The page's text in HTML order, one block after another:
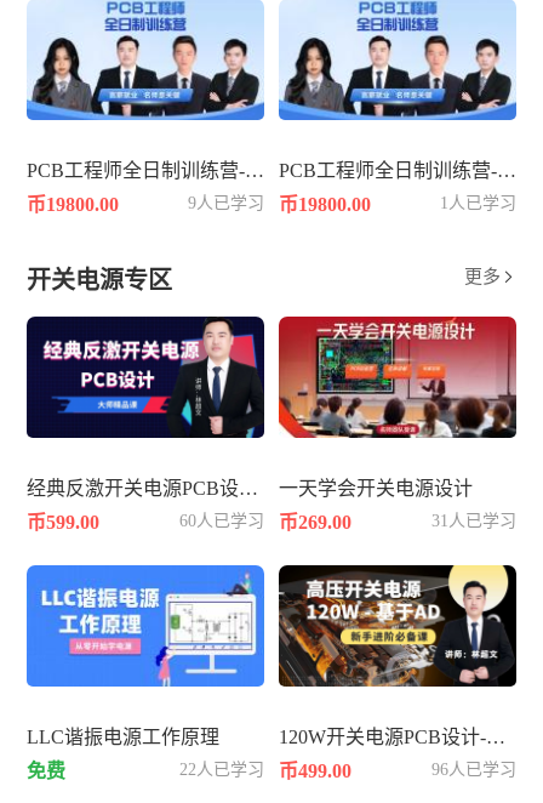
PCB工程师全日制训练营-386期
币19800.00
9人已学习
PCB工程师全日制训练营-384期
币19800.00
1人已学习
开关电源专区 更多 
经典反激开关电源PCB设计-60W
币599.00
60人已学习
一天学会开关电源设计
币269.00
31人已学习
LLC谐振电源工作原理
免费
22人已学习
120W开关电源PCB设计-基于AD
币499.00
96人已学习